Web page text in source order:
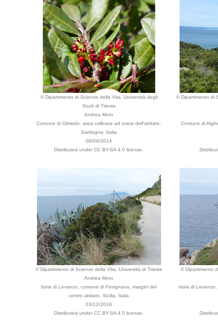
© Dipartimento di Scienze della Vita, Università degli
Studi di Trieste
Andrea Moro
Comune di Olmedo, area collinare ad ovest dell'abitato,
Sardegna, Italia
08/04/2014
Distributed under CC BY-SA 4.0 license.
© Dipartimento di
Comune di
© Dipartimento di Scienze della Vita, Università di Trieste
Andrea Moro
Isola di Levanzo, comune di Favignana, margini del
centro abitato, Sicilia, Italia
03/12/2016
Distributed under CC BY-SA 4.0 license.
© Dipartimento
Isola di